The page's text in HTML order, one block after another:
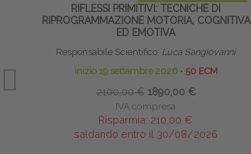
RIFLESSI PRIMITIVI: TECNICHE DI
RIPROGRAMMAZIONE MOTORIA, COGNITIVA
ED EMOTIVA
Responsabile Scientifico: Luca Sangiovanni
inizio 19 settembre 2026 ∙ 50 ECM
2100,00 € 1890,00 €
IVA compresa
Risparmia: 210,00 €
saldando entro il 30/08/2026